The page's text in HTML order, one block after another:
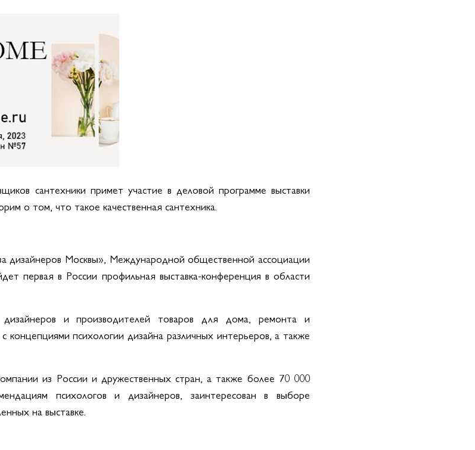
сантехники примет участие в деловой программе выставки
о том, что такое качественная сантехника.
Москвы», Международной общественной ассоциации
в России профильная выставка-конференция в области
и производителей товаров для дома, ремонта и
концепциями психологии дизайна различных интерьеров, а также
из России и дружественных стран, а также более 70 000
психологов и дизайнеров, заинтересован в выборе
на выставке.